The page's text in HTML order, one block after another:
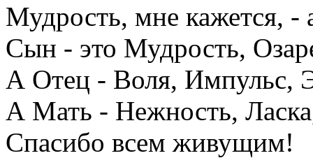
Мудрость, мне кажется, -
Сын - это Мудрость,
А Отец - Воля, Импульс,
А Мать - Нежность,
Спасибо всем живущим!